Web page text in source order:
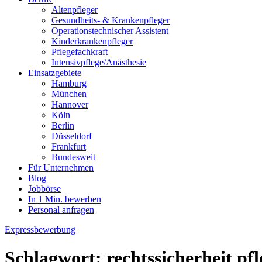
Altenpfleger
Gesundheits- & Krankenpfleger
Operationstechnischer Assistent
Kinderkrankenpfleger
Pflegefachkraft
Intensivpflege/Anästhesie
Einsatzgebiete
Hamburg
München
Hannover
Köln
Berlin
Düsseldorf
Frankfurt
Bundesweit
Für Unternehmen
Blog
Jobbörse
In 1 Min. bewerben
Personal anfragen
Expressbewerbung